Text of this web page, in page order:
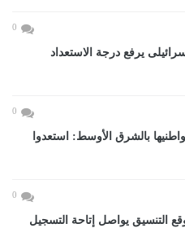
0
يرفع درجة الاستعداد
0
بالشرق الأوسط: استعدوا
0
2026.. موقع التنسيق يواصل إتاحة التسجيل